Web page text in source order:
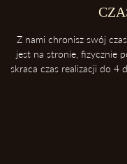
Etui ochroni twoje okulary
3. Zawsze odkładaj
Dzięki temu ochronisz
4. Unikaj kontaktu z
źródeł ciepła takich, jak
Z nami chronisz swój
jest na stronie, fizycznie
skraca czas realizacji do 4